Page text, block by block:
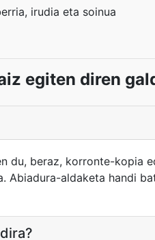
irudia eta soinua
egiten diren
du, beraz, korronte-kopia
Abiadura-aldaketa handi